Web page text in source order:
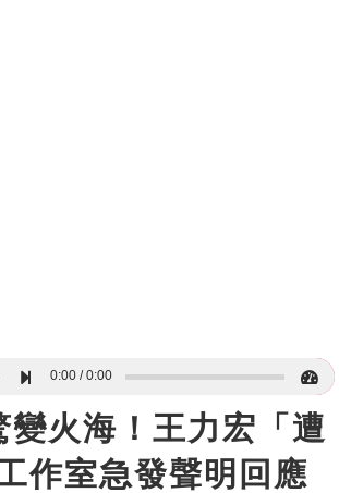
0:00 0:00
變火海！王力宏「遭
作室急發聲明回應